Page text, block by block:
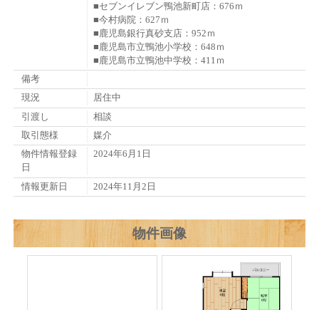
■セブンイレブン鴨池新町店：676ｍ
■今村病院：627ｍ
■鹿児島銀行真砂支店：952ｍ
■鹿児島市立鴨池小学校：648ｍ
■鹿児島市立鴨池中学校：411ｍ
備考
現況
居住中
引渡し
相談
取引態様
媒介
物件情報登録
日
2024年6月1日
情報更新日 2024年11月2日
物件画像